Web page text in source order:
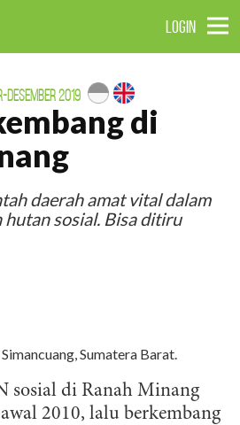
LOGIN
DESEMBER 2019
di
daerah amat vital dalam
hutan sosial. Bisa ditiru
sosial di Ranah Minang
2010, lalu berkembang